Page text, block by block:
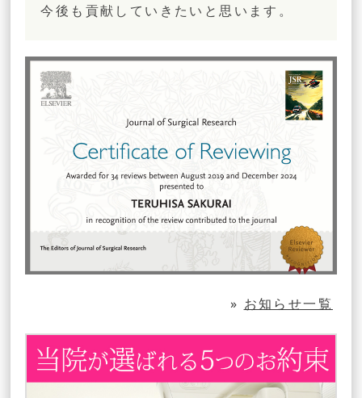
今後も貢献していきたいと思います。
» お知らせ一覧